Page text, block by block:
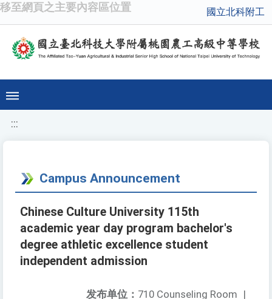
移至網頁之主要內容區位置 國立北科附工
:::
Campus Announcement
Chinese Culture University 115th
academic year day program bachelor's
degree athletic excellence student
independent admission
发布单位： 710 Counseling Room |